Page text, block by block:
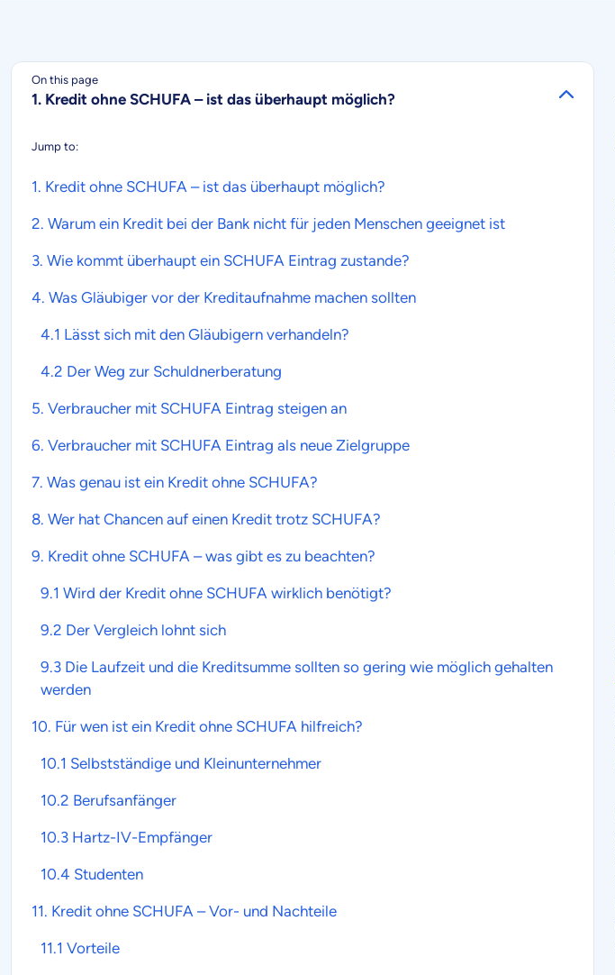
On this page
1. Kredit ohne SCHUFA – ist das überhaupt möglich?
Jump to:
1. Kredit ohne SCHUFA – ist das überhaupt möglich?
2. Warum ein Kredit bei der Bank nicht für jeden Menschen geeignet ist
3. Wie kommt überhaupt ein SCHUFA Eintrag zustande?
4. Was Gläubiger vor der Kreditaufnahme machen sollten
4.1 Lässt sich mit den Gläubigern verhandeln?
4.2 Der Weg zur Schuldnerberatung
5. Verbraucher mit SCHUFA Eintrag steigen an
6. Verbraucher mit SCHUFA Eintrag als neue Zielgruppe
7. Was genau ist ein Kredit ohne SCHUFA?
8. Wer hat Chancen auf einen Kredit trotz SCHUFA?
9. Kredit ohne SCHUFA – was gibt es zu beachten?
9.1 Wird der Kredit ohne SCHUFA wirklich benötigt?
9.2 Der Vergleich lohnt sich
9.3 Die Laufzeit und die Kreditsumme sollten so gering wie möglich gehalten
werden
10. Für wen ist ein Kredit ohne SCHUFA hilfreich?
10.1 Selbstständige und Kleinunternehmer
10.2 Berufsanfänger
10.3 Hartz-IV-Empfänger
10.4 Studenten
11. Kredit ohne SCHUFA – Vor- und Nachteile
11.1 Vorteile